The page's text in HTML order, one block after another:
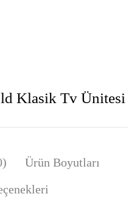
Klasik Tv Ünitesi
Ürün Boyutları